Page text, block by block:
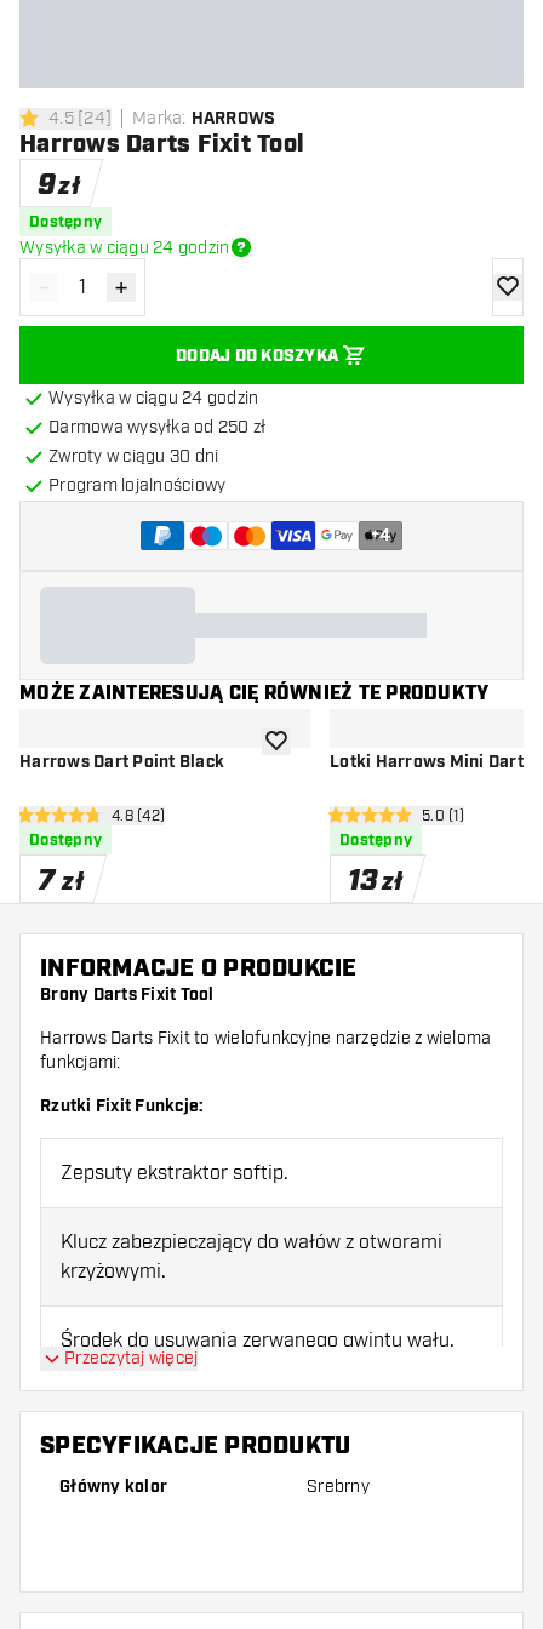
4.5 gwiazdki oceny
4.5[24] Marka: HARROWS
Harrows Darts Fixit Tool
9zł
Dostępny
Wysyłka w ciągu 24 godzin
Zmniejsz ilość
- Zwiększ ilość
+
DODAJ DO KOSZYKA
Wysyłka w ciągu 24 godzin
Darmowa wysyłka od 250 zł
Zwroty w ciągu 30 dni
Program lojalnościowy
+4
MOŻE ZAINTERESUJĄ CIĘ RÓWNIEŻ TE PRODUKTY
Harrows Dart Point Black
otwórz panel recenzji
4.8 gwiazdki oceny
4.8 (42)
Dostępny
7 zł
dodaj do listy życzeń
Lotki Harrows Mini Darts
otwórz panel
5 gwiazdki oceny
5.0 (1)
Dostępny
13zł
INFORMACJE O PRODUKCIE
Brony Darts Fixit Tool
Harrows Darts Fixit to wielofunkcyjne narzędzie z wieloma
funkcjami:
Rzutki Fixit Funkcje:
Zepsuty ekstraktor softip.
Klucz zabezpieczający do wałów z otworami
krzyżowymi.
Środek do usuwania zerwanego gwintu wału.
Klucz dźwigniowy do wbijanych miękkich
końcówek.
Przeczytaj więcej
SPECYFIKACJE PRODUKTU
Główny kolor Srebrny